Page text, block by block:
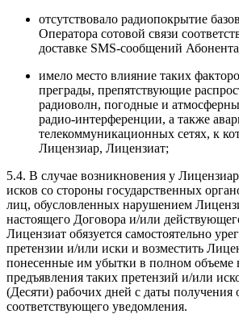
отсутствовало радиопокрытие
Оператора сотовой связи
доставке SMS-сообщений
имело место влияние таких
преграды, препятствующие
радиоволн, погодные и
радио-интерференции, а также
телекоммуникационных сетях, к
Лицензиар, Лицензиат;
5.4. В случае возникновения у
исков со стороны государственных
лиц, обусловленных нарушением
настоящего Договора и/или
Лицензиат обязуется самостоятельно
претензии и/или иски и возместить
понесенные им убытки в полном объеме в
предъявления таких претензий и/или
(Десяти) рабочих дней с даты получения
соответствующего уведомления.